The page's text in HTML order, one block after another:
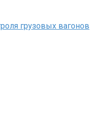
грузовых вагонов